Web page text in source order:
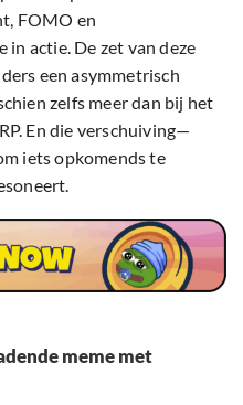
FOMO en
actie. De zet van deze
een asymmetrisch
zelfs meer dan bij het
En die verschuiving—
iets opkomends te
meme met